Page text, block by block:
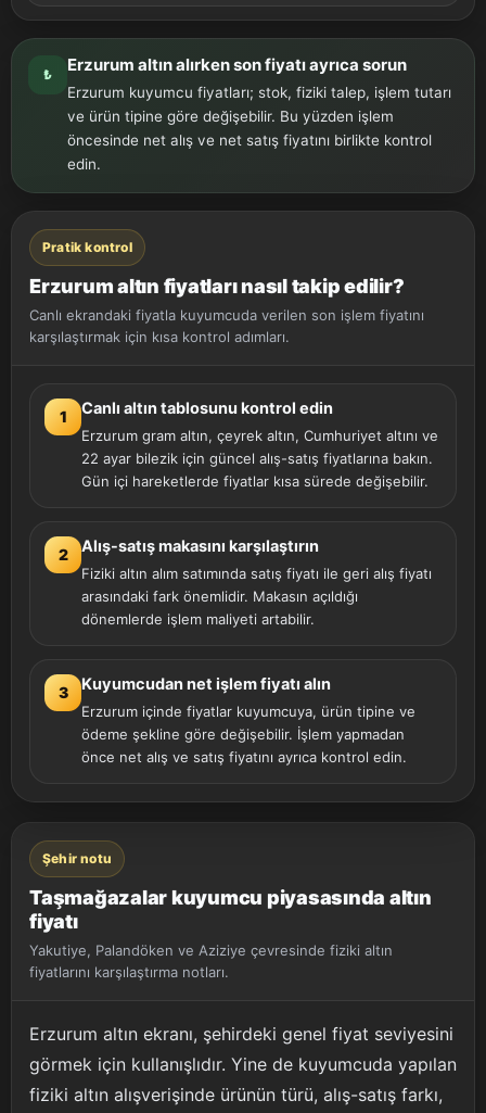
₺ Erzurum altın alırken son fiyatı ayrıca sorun
Erzurum kuyumcu fiyatları; stok, fiziki talep, işlem tutarı
ve ürün tipine göre değişebilir. Bu yüzden işlem
öncesinde net alış ve net satış fiyatını birlikte kontrol
edin.
Pratik kontrol
Erzurum altın fiyatları nasıl takip edilir?
Canlı ekrandaki fiyatla kuyumcuda verilen son işlem fiyatını
karşılaştırmak için kısa kontrol adımları.
1 Canlı altın tablosunu kontrol edin
Erzurum gram altın, çeyrek altın, Cumhuriyet altını ve
22 ayar bilezik için güncel alış-satış fiyatlarına bakın.
Gün içi hareketlerde fiyatlar kısa sürede değişebilir.
2 Alış-satış makasını karşılaştırın
Fiziki altın alım satımında satış fiyatı ile geri alış fiyatı
arasındaki fark önemlidir. Makasın açıldığı
dönemlerde işlem maliyeti artabilir.
3 Kuyumcudan net işlem fiyatı alın
Erzurum içinde fiyatlar kuyumcuya, ürün tipine ve
ödeme şekline göre değişebilir. İşlem yapmadan
önce net alış ve satış fiyatını ayrıca kontrol edin.
Şehir notu
Taşmağazalar kuyumcu piyasasında altın
fiyatı
Yakutiye, Palandöken ve Aziziye çevresinde fiziki altın
fiyatlarını karşılaştırma notları.
Erzurum altın ekranı, şehirdeki genel fiyat seviyesini
görmek için kullanışlıdır. Yine de kuyumcuda yapılan
fiziki altın alışverişinde ürünün türü, alış-satış farkı,